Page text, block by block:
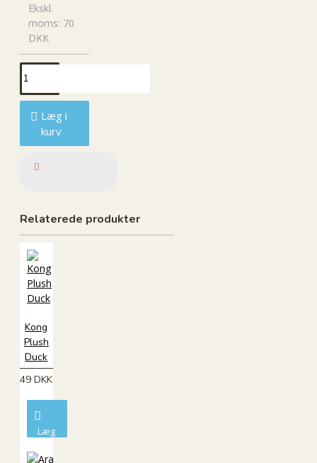
Ekskl.
moms: 70
DKK
Læg i
kurv
Relaterede produkter
Kong
Plush
Duck
49 DKK
Læg
kurv